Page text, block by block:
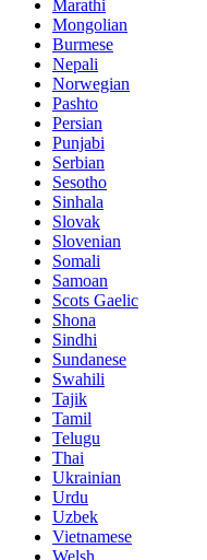
Marathi
Mongolian
Burmese
Nepali
Norwegian
Pashto
Persian
Punjabi
Serbian
Sesotho
Sinhala
Slovak
Slovenian
Somali
Samoan
Scots Gaelic
Shona
Sindhi
Sundanese
Swahili
Tajik
Tamil
Telugu
Thai
Ukrainian
Urdu
Uzbek
Vietnamese
Welsh